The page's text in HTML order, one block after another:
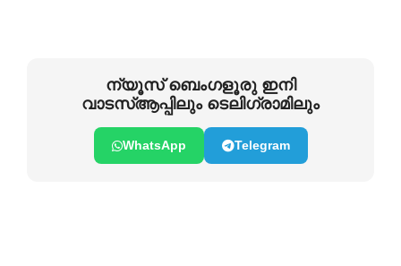
ന്യൂസ് ബെംഗളൂരു ഇനി
വാടസ്ആപ്പിലും ടെലിഗ്രാമിലും
WhatsApp Telegram